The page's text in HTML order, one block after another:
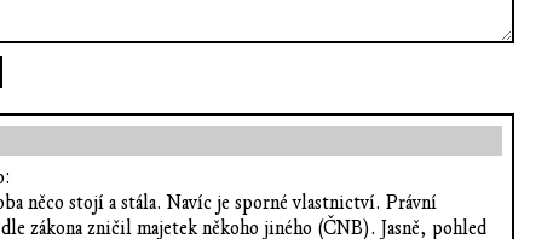
něco stojí a stála. Navíc je sporné vlastnictví. Právní
zákona zničil majetek někoho jiného (ČNB). Jasně, pohled